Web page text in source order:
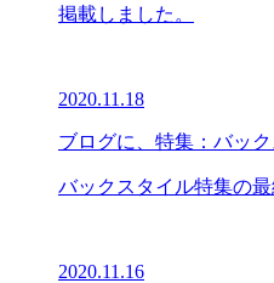
掲載しました。
2020.11.18
ブログに、特集：バッ
バックスタイル特集の最
2020.11.16